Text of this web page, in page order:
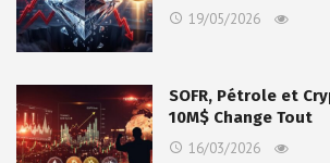
19/05/2026
SOFR, Pétrole et
10M$ Change Tout
16/03/2026